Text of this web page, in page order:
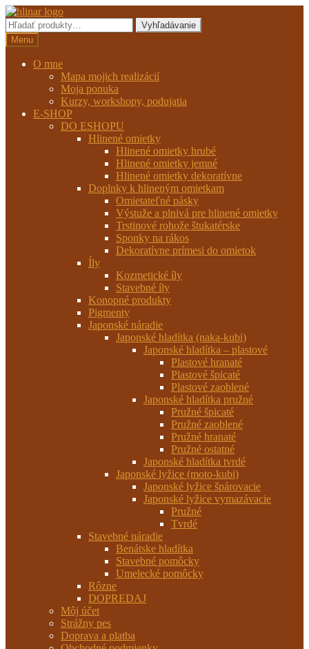
Preskočiť
na
navigáciu
Preskočiť
na
obsah
Hľadať:
Vyhľadávanie
Menu
O mne
Mapa mojich realizácií
Moja ponuka
Kurzy, workshopy, podujatia
E-SHOP
DO ESHOPU
Hlinené omietky
Hlinené omietky hrubé
Hlinené omietky jemné
Hlinené omietky dekoratívne
Doplnky k hlineným omietkam
Omietateľné pásky
Výstuže a plnivá pre hlinené omietky
Trstinové rohože štukatérske
Sponky na rákos
Dekoratívne prímesi do omietok
Íly
Kozmetické íly
Stavebné íly
Konopné produkty
Pigmenty
Japonské náradie
Japonské hladítka (naka-kubi)
Japonské hladítka – plastové
Plastové hranaté
Plastové špicaté
Plastové zaoblené
Japonské hladítka pružné
Pružné špicaté
Pružné zaoblené
Pružné hranaté
Pružné ostatné
Japonské hladítka tvrdé
Japonské lyžice (moto-kubi)
Japonské lyžice špárovacie
Japonské lyžice vymazávacie
Pružné
Tvrdé
Stavebné náradie
Benátske hladítka
Stavebné pomôcky
Umelecké pomôcky
Rôzne
DOPREDAJ
Môj účet
Strážny pes
Doprava a platba